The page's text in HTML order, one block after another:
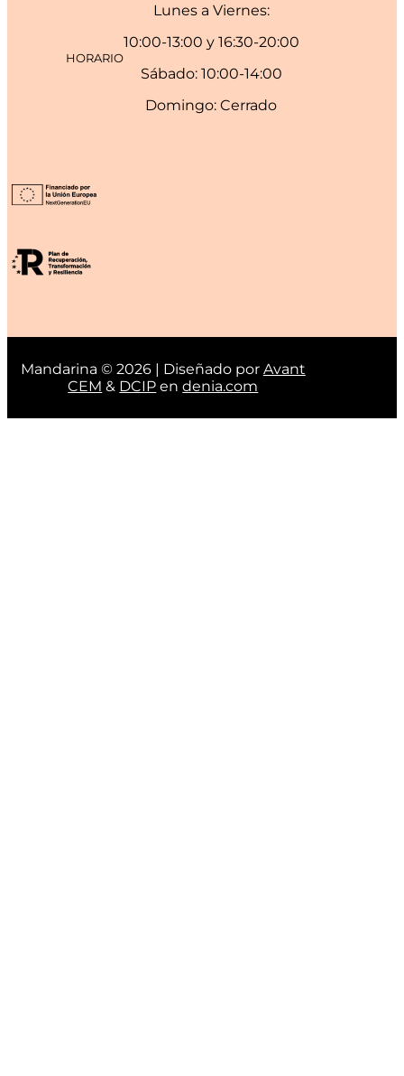
HORARIO
Lunes a Viernes:
10:00-13:00 y 16:30-20:00
Sábado: 10:00-14:00
Domingo: Cerrado
Mandarina © 2026 | Diseñado por Avant
CEM & DCIP endenia.com